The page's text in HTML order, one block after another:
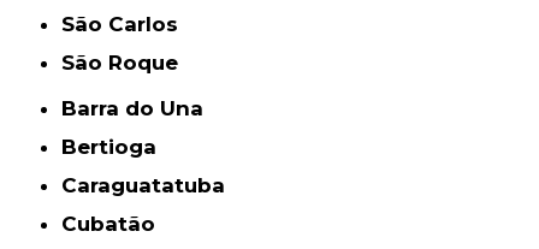
São Carlos
São Roque
Barra do Una
Bertioga
Caraguatatuba
Cubatão